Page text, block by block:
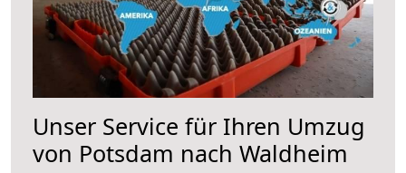
Unser Service für Ihren Umzug
von Potsdam nach Waldheim